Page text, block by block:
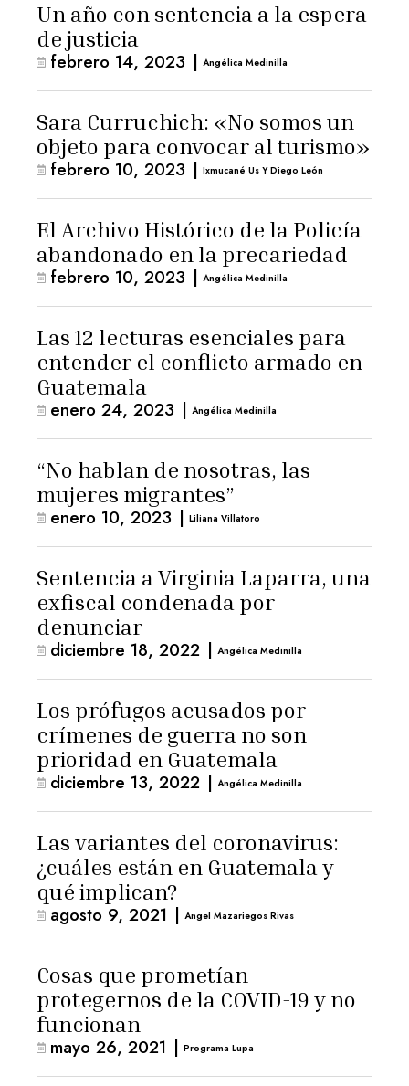
Un año con sentencia a la espera
de justicia
febrero 14, 2023 | Angélica Medinilla
Sara Curruchich: «No somos un
objeto para convocar al turismo»
febrero 10, 2023 | Ixmucané Us Y Diego León
El Archivo Histórico de la Policía
abandonado en la precariedad
febrero 10, 2023 | Angélica Medinilla
Las 12 lecturas esenciales para
entender el conflicto armado en
Guatemala
enero 24, 2023 | Angélica Medinilla
“No hablan de nosotras, las
mujeres migrantes”
enero 10, 2023 | Liliana Villatoro
Sentencia a Virginia Laparra, una
exfiscal condenada por
denunciar
diciembre 18, 2022 | Angélica Medinilla
Los prófugos acusados por
crímenes de guerra no son
prioridad en Guatemala
diciembre 13, 2022 | Angélica Medinilla
Las variantes del coronavirus:
¿cuáles están en Guatemala y
qué implican?
agosto 9, 2021 | Angel Mazariegos Rivas
Cosas que prometían
protegernos de la COVID-19 y no
funcionan
mayo 26, 2021 | Programa Lupa